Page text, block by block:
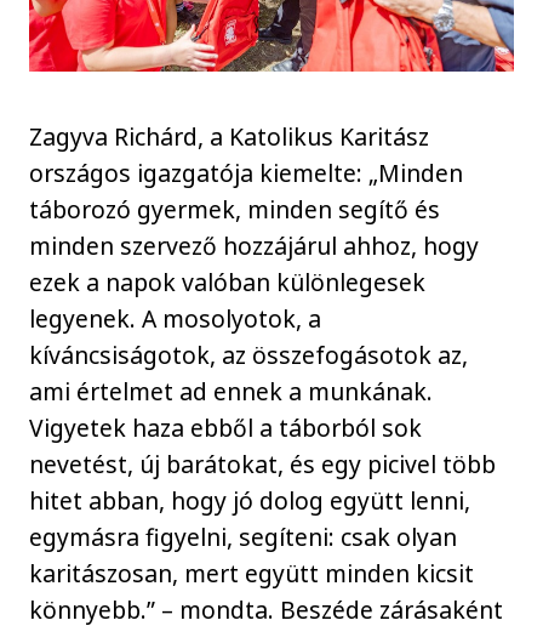
Zagyva Richárd, a Katolikus Karitász
országos igazgatója kiemelte: „Minden
táborozó gyermek, minden segítő és
minden szervező hozzájárul ahhoz, hogy
ezek a napok valóban különlegesek
legyenek. A mosolyotok, a
kíváncsiságotok, az összefogásotok az,
ami értelmet ad ennek a munkának.
Vigyetek haza ebből a táborból sok
nevetést, új barátokat, és egy picivel több
hitet abban, hogy jó dolog együtt lenni,
egymásra figyelni, segíteni: csak olyan
karitászosan, mert együtt minden kicsit
könnyebb.” – mondta. Beszéde zárásaként